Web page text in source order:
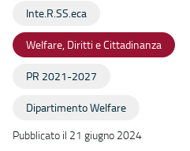
Inte.R.SS.eca
Welfare, Diritti e Cittadinanza
PR 2021-2027
Dipartimento Welfare
Pubblicato il 21 giugno 2024